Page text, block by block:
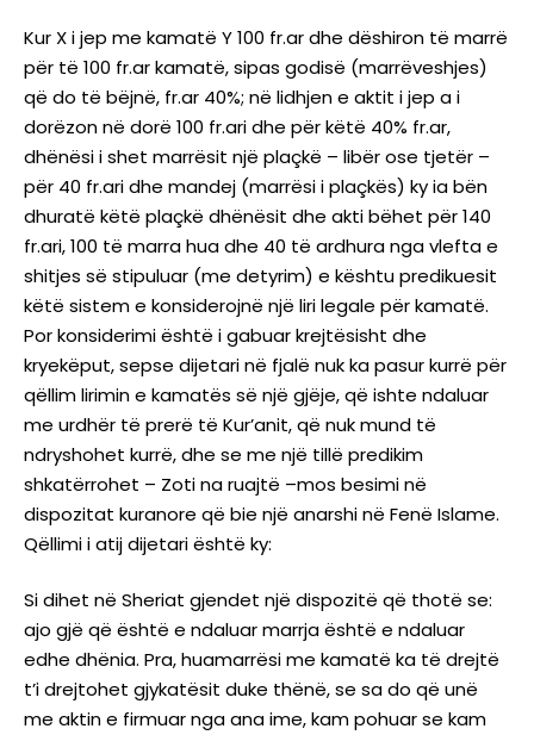
Kur X i jep me kamatë Y 100 fr.ar dhe dëshiron të marrë
për të 100 fr.ar kamatë, sipas godisë (marrëveshjes)
që do të bëjnë, fr.ar 40%; në lidhjen e aktit i jep a i
dorëzon në dorë 100 fr.ari dhe për këtë 40% fr.ar,
dhënësi i shet marrësit një plaçkë – libër ose tjetër –
për 40 fr.ari dhe mandej (marrësi i plaçkës) ky ia bën
dhuratë këtë plaçkë dhënësit dhe akti bëhet për 140
fr.ari, 100 të marra hua dhe 40 të ardhura nga vlefta e
shitjes së stipuluar (me detyrim) e kështu predikuesit
këtë sistem e konsiderojnë një liri legale për kamatë.
Por konsiderimi është i gabuar krejtësisht dhe
kryekëput, sepse dijetari në fjalë nuk ka pasur kurrë për
qëllim lirimin e kamatës së një gjëje, që ishte ndaluar
me urdhër të prerë të Kur’anit, që nuk mund të
ndryshohet kurrë, dhe se me një tillë predikim
shkatërrohet – Zoti na ruajtë –mos besimi në
dispozitat kuranore që bie një anarshi në Fenë Islame.
Qëllimi i atij dijetari është ky:
Si dihet në Sheriat gjendet një dispozitë që thotë se:
ajo gjë që është e ndaluar marrja është e ndaluar
edhe dhënia. Pra, huamarrësi me kamatë ka të drejtë
t’i drejtohet gjykatësit duke thënë, se sa do që unë
me aktin e firmuar nga ana ime, kam pohuar se kam